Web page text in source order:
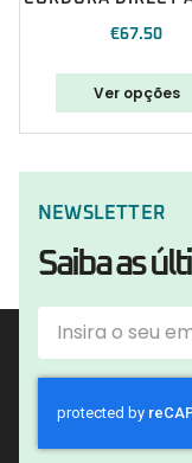
€67.50
Ver opções
NEWSLETTER
Saiba as